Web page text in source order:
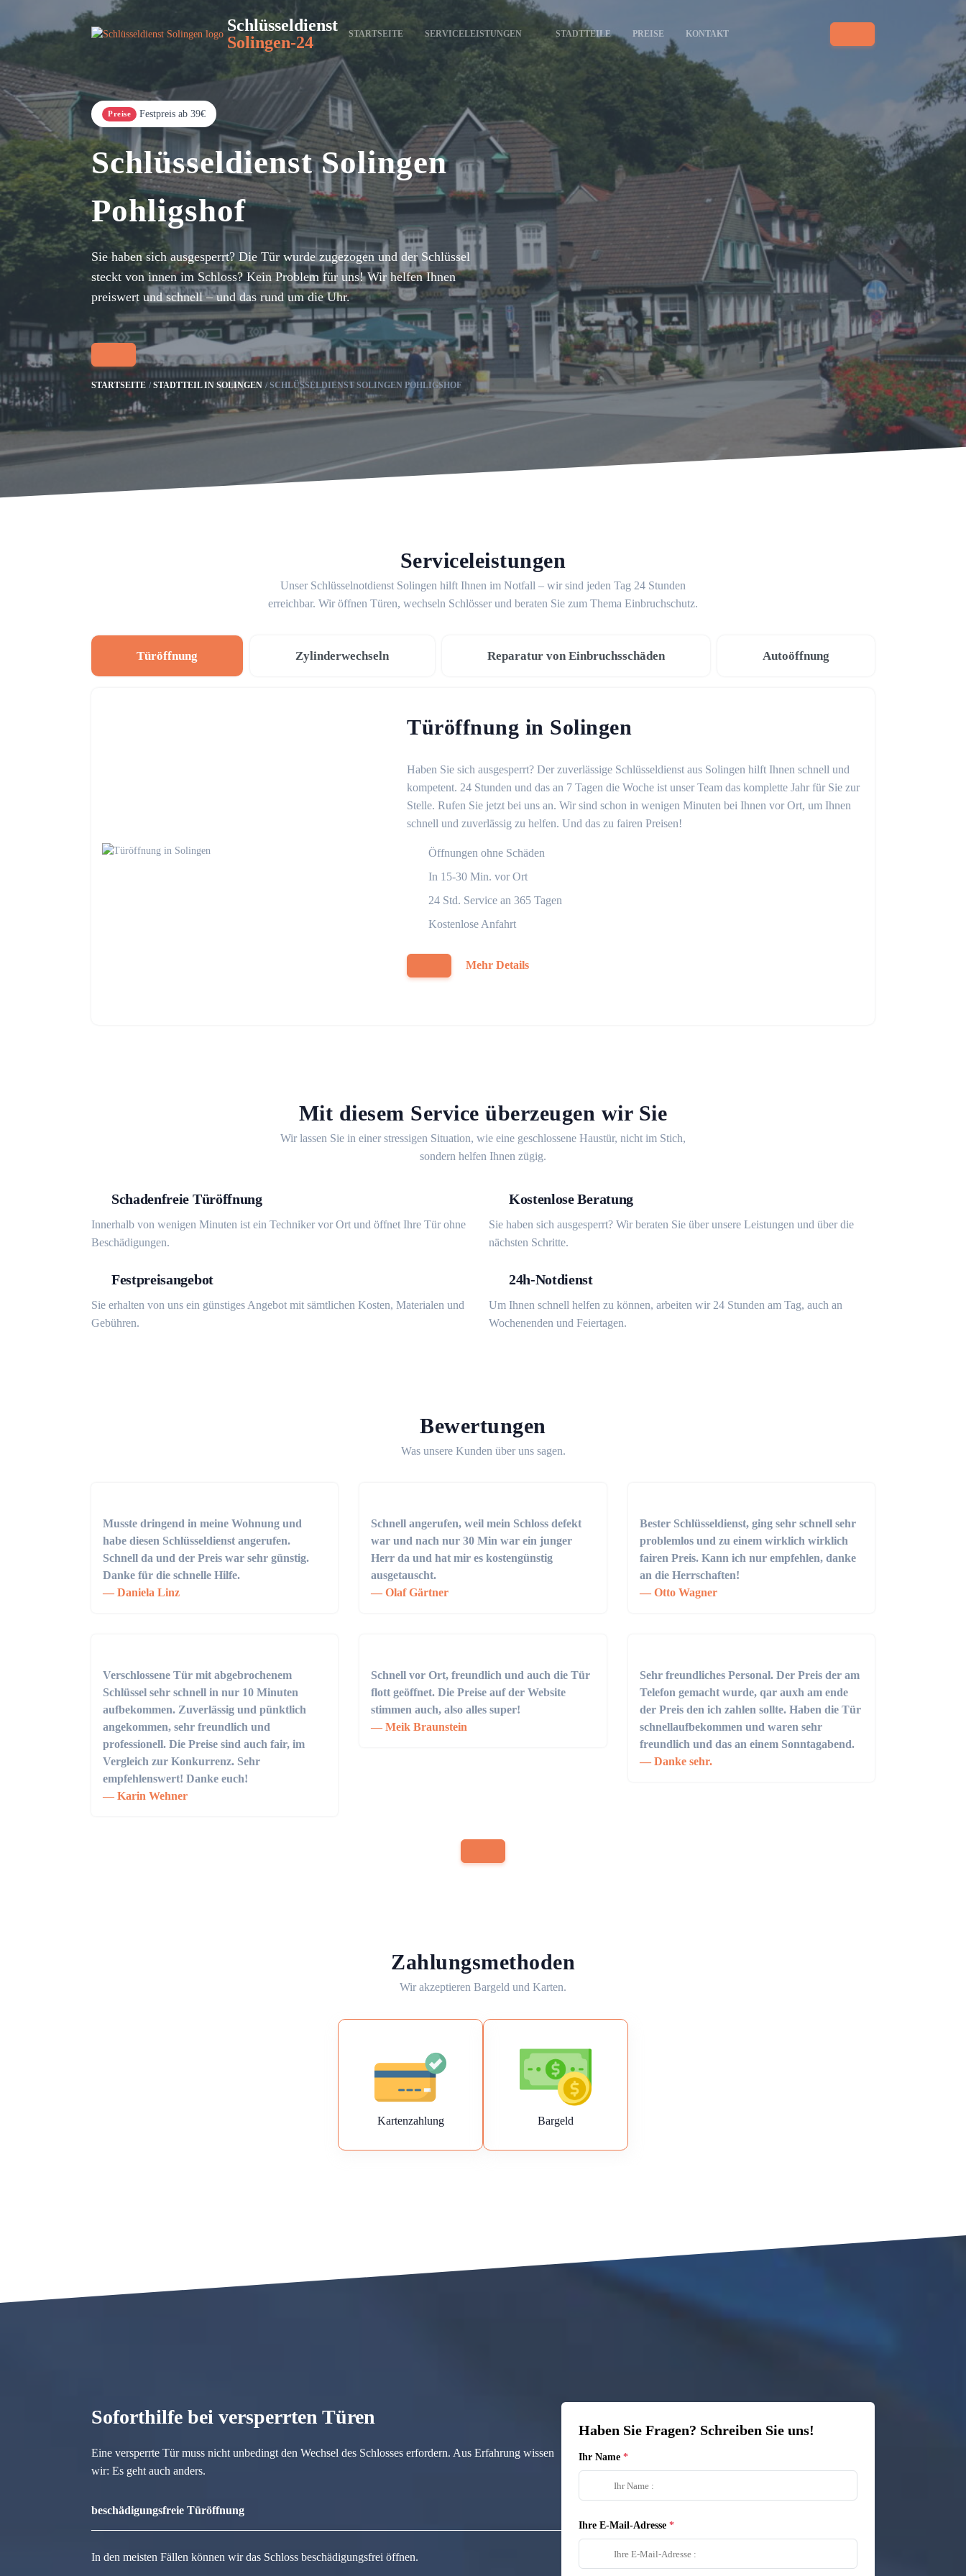
Schlüsseldienst
Solingen-24
STARTSEITE SERVICELEISTUNGEN STADTTEILE PREISE KONTAKT
Preise Festpreis ab 39€
Schlüsseldienst Solingen
Pohligshof
Sie haben sich ausgesperrt? Die Tür wurde zugezogen und der Schlüssel
steckt von innen im Schloss? Kein Problem für uns! Wir helfen Ihnen
preiswert und schnell – und das rund um die Uhr.
STARTSEITE STADTTEIL IN SOLINGEN SCHLÜSSELDIENST SOLINGEN POHLIGSHOF
Serviceleistungen
Unser Schlüsselnotdienst Solingen hilft Ihnen im Notfall – wir sind jeden Tag 24 Stunden
erreichbar. Wir öffnen Türen, wechseln Schlösser und beraten Sie zum Thema Einbruchschutz.
Türöffnung Zylinderwechseln Reparatur von Einbruchsschäden Autoöffnung
Türöffnung in Solingen
Haben Sie sich ausgesperrt? Der zuverlässige Schlüsseldienst aus Solingen hilft Ihnen schnell und
kompetent. 24 Stunden und das an 7 Tagen die Woche ist unser Team das komplette Jahr für Sie zur
Stelle. Rufen Sie jetzt bei uns an. Wir sind schon in wenigen Minuten bei Ihnen vor Ort, um Ihnen
schnell und zuverlässig zu helfen. Und das zu fairen Preisen!
Öffnungen ohne Schäden
In 15-30 Min. vor Ort
24 Std. Service an 365 Tagen
Kostenlose Anfahrt
Mehr Details
Mit diesem Service überzeugen wir Sie
Wir lassen Sie in einer stressigen Situation, wie eine geschlossene Haustür, nicht im Stich,
sondern helfen Ihnen zügig.
Schadenfreie Türöffnung
Innerhalb von wenigen Minuten ist ein Techniker vor Ort und öffnet Ihre Tür ohne
Beschädigungen.
Kostenlose Beratung
Sie haben sich ausgesperrt? Wir beraten Sie über unsere Leistungen und über die
nächsten Schritte.
Festpreisangebot
Sie erhalten von uns ein günstiges Angebot mit sämtlichen Kosten, Materialen und
Gebühren.
24h-Notdienst
Um Ihnen schnell helfen zu können, arbeiten wir 24 Stunden am Tag, auch an
Wochenenden und Feiertagen.
Bewertungen
Was unsere Kunden über uns sagen.
Musste dringend in meine Wohnung und
habe diesen Schlüsseldienst angerufen.
Schnell da und der Preis war sehr günstig.
Danke für die schnelle Hilfe.
Daniela Linz
Schnell angerufen, weil mein Schloss defekt
war und nach nur 30 Min war ein junger
Herr da und hat mir es kostengünstig
ausgetauscht.
Olaf Gärtner
Bester Schlüsseldienst, ging sehr schnell sehr
problemlos und zu einem wirklich wirklich
fairen Preis. Kann ich nur empfehlen, danke
an die Herrschaften!
Otto Wagner
Verschlossene Tür mit abgebrochenem
Schlüssel sehr schnell in nur 10 Minuten
aufbekommen. Zuverlässig und pünktlich
angekommen, sehr freundlich und
professionell. Die Preise sind auch fair, im
Vergleich zur Konkurrenz. Sehr
empfehlenswert! Danke euch!
Karin Wehner
Schnell vor Ort, freundlich und auch die Tür
flott geöffnet. Die Preise auf der Website
stimmen auch, also alles super!
Meik Braunstein
Sehr freundliches Personal. Der Preis der am
Telefon gemacht wurde, qar auxh am ende
der Preis den ich zahlen sollte. Haben die Tür
schnellaufbekommen und waren sehr
freundlich und das an einem Sonntagabend.
Danke sehr.
Zahlungsmethoden
Wir akzeptieren Bargeld und Karten.
Kartenzahlung Bargeld
Soforthilfe bei versperrten Türen
Eine versperrte Tür muss nicht unbedingt den Wechsel des Schlosses erfordern. Aus Erfahrung wissen
wir: Es geht auch anders.
beschädigungsfreie Türöffnung
In den meisten Fällen können wir das Schloss beschädigungsfrei öffnen.
Haben Sie Fragen? Schreiben Sie uns!
Ihr Name
Ihre E-Mail-Adresse